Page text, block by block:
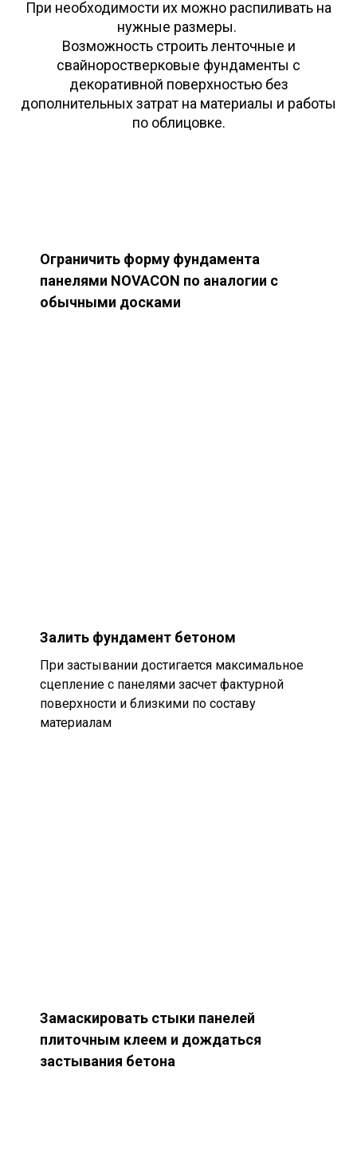
При необходимости их можно распиливать на
нужные размеры.
Возможность строить ленточные и
свайноростверковые фундаменты с
декоративной поверхностью без
дополнительных затрат на материалы и работы
по облицовке.
Ограничить форму фундамента
панелями NOVACON по аналогии с
обычными досками
Залить фундамент бетоном
При застывании достигается максимальное
сцепление с панелями засчет фактурной
поверхности и близкими по составу
материалам
Замаскировать стыки панелей
плиточным клеем и дождаться
застывания бетона